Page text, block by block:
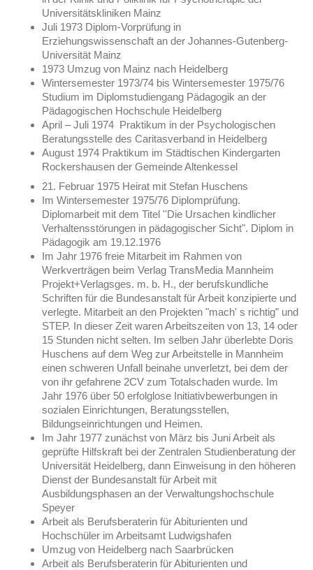
Universitätskliniken Mainz
Juli 1973 Diplom-Vorprüfung in
Erziehungswissenschaft an der Johannes-Gutenberg-
Universität Mainz
1973 Umzug von Mainz nach Heidelberg
Wintersemester 1973/74 bis Wintersemester 1975/76
Studium im Diplomstudiengang Pädagogik an der
Pädagogischen Hochschule Heidelberg
April – Juli 1974 Praktikum in der Psychologischen
Beratungsstelle des Caritasverband in Heidelberg
August 1974 Praktikum im Städtischen Kindergarten
Rockershausen der Gemeinde Altenkessel
21. Februar 1975 Heirat mit Stefan Huschens
Im Wintersemester 1975/76 Diplomprüfung.
Diplomarbeit mit dem Titel ''Die Ursachen kindlicher
Verhaltensstörungen in pädagogischer Sicht". Diplom in
Pädagogik am 19.12.1976
Im Jahr 1976 freie Mitarbeit im Rahmen von
Werkverträgen beim Verlag TransMedia Mannheim
Projekt+Verlagsges. m. b. H., der berufskundliche
Schriften für die Bundesanstalt für Arbeit konzipierte und
verlegte. Mitarbeit an den Projekten "mach' s richtig" und
STEP. In dieser Zeit waren Arbeitszeiten von 13, 14 oder
15 Stunden nicht selten. Im selben Jahr überlebte Doris
Huschens auf dem Weg zur Arbeitstelle in Mannheim
einen schweren Unfall beinahe unverletzt, bei dem der
von ihr gefahrene 2CV zum Totalschaden wurde. Im
Jahr 1976 über 50 erfolglose Initiativbewerbungen in
sozialen Einrichtungen, Beratungsstellen,
Bildungseinrichtungen und Heimen.
Im Jahr 1977 zunächst von März bis Juni Arbeit als
geprüfte Hilfskraft bei der Zentralen Studienberatung der
Universität Heidelberg, dann Einweisung in den höheren
Dienst der Bundesanstalt für Arbeit mit
Ausbildungsphasen an der Verwaltungshochschule
Speyer
Arbeit als Berufsberaterin für Abiturienten und
Hochschüler im Arbeitsamt Ludwigshafen
Umzug von Heidelberg nach Saarbrücken
Arbeit als Berufsberaterin für Abiturienten und